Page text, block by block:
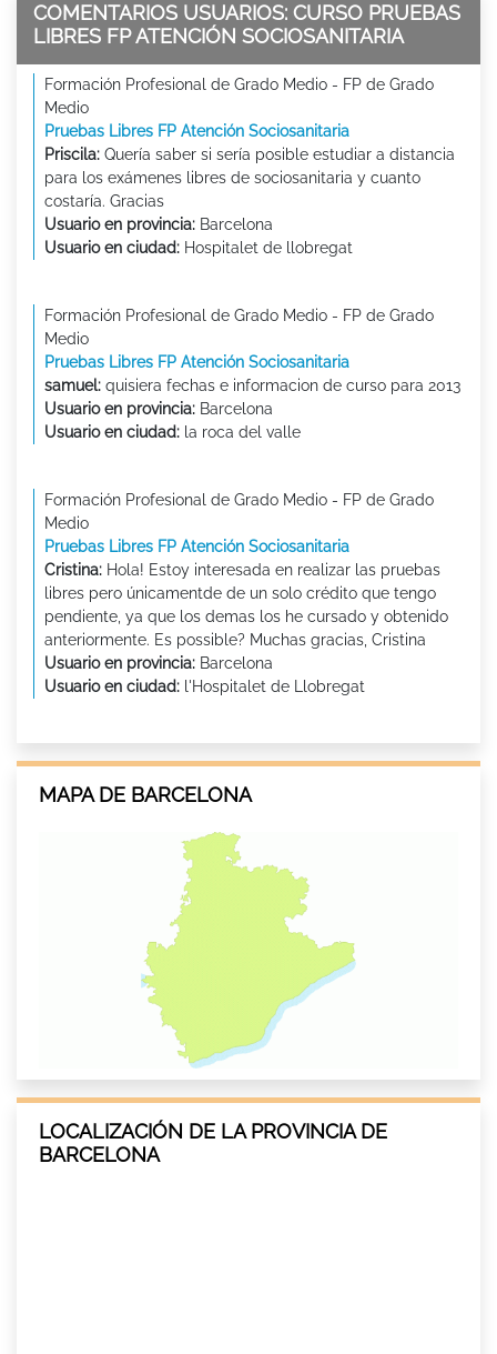
COMENTARIOS USUARIOS: CURSO PRUEBAS
LIBRES FP ATENCIÓN SOCIOSANITARIA
Formación Profesional de Grado Medio - FP de Grado
Medio
Pruebas Libres FP Atención Sociosanitaria
Priscila: Quería saber si sería posible estudiar a distancia
para los exámenes libres de sociosanitaria y cuanto
costaría. Gracias
Usuario en provincia: Barcelona
Usuario en ciudad: Hospitalet de llobregat
Formación Profesional de Grado Medio - FP de Grado
Medio
Pruebas Libres FP Atención Sociosanitaria
samuel: quisiera fechas e informacion de curso para 2013
Usuario en provincia: Barcelona
Usuario en ciudad: la roca del valle
Formación Profesional de Grado Medio - FP de Grado
Medio
Pruebas Libres FP Atención Sociosanitaria
Cristina: Hola! Estoy interesada en realizar las pruebas
libres pero únicamentde de un solo crédito que tengo
pendiente, ya que los demas los he cursado y obtenido
anteriormente. Es possible? Muchas gracias, Cristina
Usuario en provincia: Barcelona
Usuario en ciudad: l'Hospitalet de Llobregat
MAPA DE BARCELONA
LOCALIZACIÓN DE LA PROVINCIA DE
BARCELONA